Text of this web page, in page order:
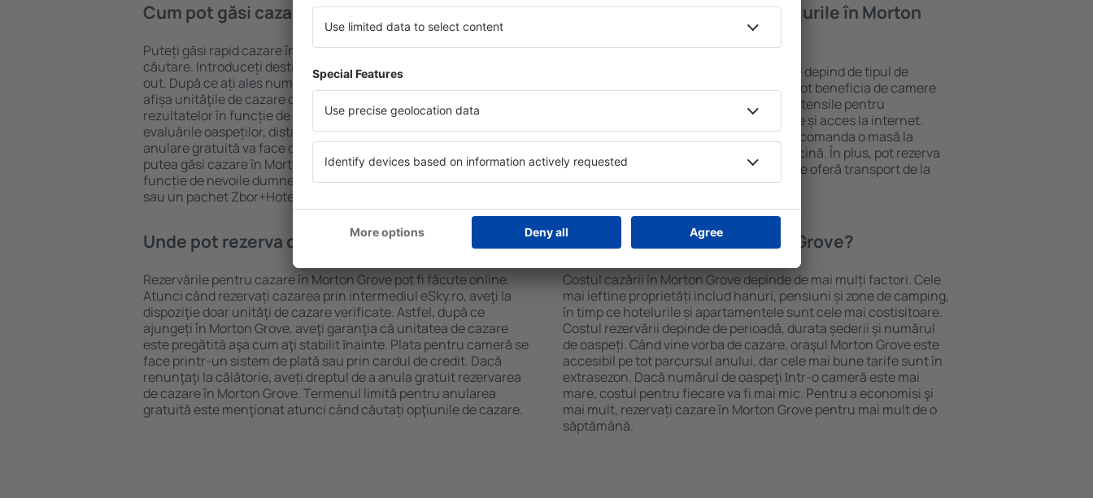
Cum pot găsi cazare în Morton Grove?
Puteți găsi rapid cazare în Morton Grove folosind un motor de
căutare. Introduceți destinația și datele de check-in și check-
out. După ce ați ales numărul de persoane, motorul de căutare va
afișa unităţile de cazare disponibile în Morton Grove. Filtrarea
rezultatelor în funcție de tipul proprietăţii, numărul de stele,
evaluările oaspeților, distanța față de centru și opțiunea de
anulare gratuită va face căutarea mult mai ușoară. Astfel veți
putea găsi cazare în Morton Grove în doar câteva minute. În
funcție de nevoile dumneavoastră, puteți rezerva doar cazare
sau un pachet Zbor+Hotel.
Ce fel de facilităţi oferă hotelurile în Morton
Facilitățile proprietăţilor în Morton Grove depind de tipul de
cazare și de numărul de stele. Oaspeții pot beneficia de camere
cu chicinetă, balcon, aer condiționat, ustensile pentru
prepararea ceaiului şi a cafelei, prosoape și acces la internet.
Vizitatorii pot avea parcare gratuită, pot comanda o masă la
restaurant sau pot alege un hotel cu piscină. În plus, pot rezerva
cazare în Morton Grove la proprietăți care oferă transport de la
aeroport.
Unde pot rezerva cazare în Morton Grove?
Rezervările pentru cazare în Morton Grove pot fi făcute online.
Atunci când rezervați cazarea prin intermediul eSky.ro, aveţi la
dispoziţie doar unităţi de cazare verificate. Astfel, după ce
ajungeți în Morton Grove, aveţi garanţia că unitatea de cazare
este pregătită aşa cum aţi stabilit ȋnainte. Plata pentru cameră se
face printr-un sistem de plată sau prin cardul de credit. Dacă
renunţaţi la călătorie, aveți dreptul de a anula gratuit rezervarea
de cazare în Morton Grove. Termenul limită pentru anularea
gratuită este menţionat atunci când căutați opţiunile de cazare.
Cât costă cazarea în Morton Grove?
Costul cazării în Morton Grove depinde de mai mulți factori. Cele
mai ieftine proprietăți includ hanuri, pensiuni și zone de camping,
în timp ce hotelurile și apartamentele sunt cele mai costisitoare.
Costul rezervării depinde de perioadă, durata șederii și numărul
de oaspeți. Când vine vorba de cazare, oraşul Morton Grove este
accesibil pe tot parcursul anului, dar cele mai bune tarife sunt în
extrasezon. Dacă numărul de oaspeţi ȋntr-o cameră este mai
mare, costul pentru fiecare va fi mai mic. Pentru a economisi şi
mai mult, rezervați cazare în Morton Grove pentru mai mult de o
săptămână.